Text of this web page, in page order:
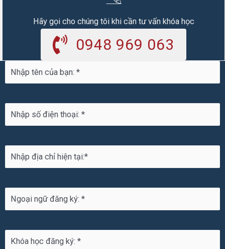
Hãy gọi cho chúng tôi khi cần tư vấn khóa học
0948 969 063